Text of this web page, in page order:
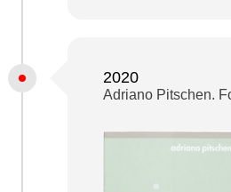
2020
Adriano Pitschen.